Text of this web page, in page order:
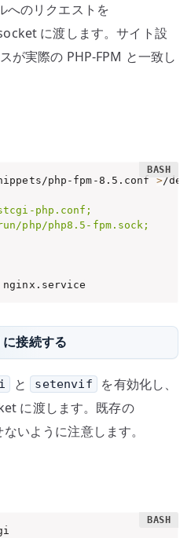
へのリクエストを
に渡します。サイト設
が実際の PHP-FPM と一致し
php-fpm-8.5.conf >/
php.conf;
php/php8.5-fpm.sock;
接続する
と setenvif
を有効化し、
に渡します。既存の
いように注意します。